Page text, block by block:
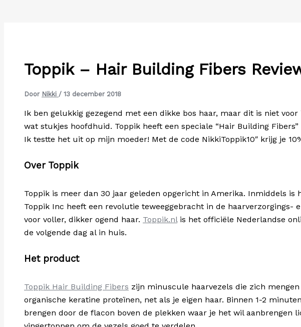
Toppik – Hair Building Fibers
Door Nikki / 13 december 2018
Ik ben gelukkig gezegend met een dikke bos haar, maar dit is niet
wat stukjes hoofdhuid. Toppik heeft een speciale “Hair Building
Ik testte het uit op mijn moeder! Met de code NikkiToppik10″ krijg je
Over Toppik
Toppik is meer dan 30 jaar geleden opgericht in Amerika. Inmiddels
Toppik Inc heeft een revolutie teweeggebracht in de
voor voller, dikker ogend haar. Toppik.nl is het officiële Nederlandse
de volgende dag al in huis.
Het product
Toppik Hair Building Fibers zijn minuscule haarvezels die zich
organische keratine proteïnen, net als je eigen haar. Binnen 1-2
brengen door de flacon boven de plekken waar je het wil